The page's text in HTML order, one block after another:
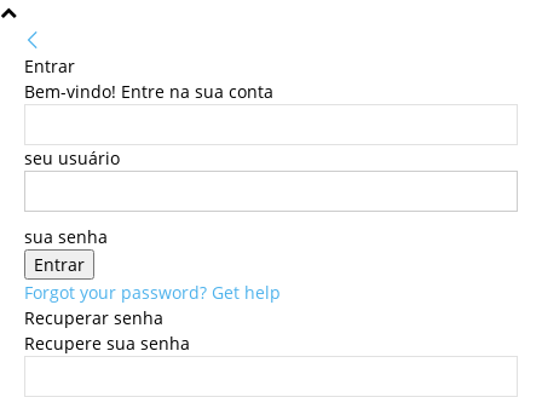
Entrar
Bem-vindo! Entre na sua conta
seu usuário
sua senha
Forgot your password? Get help
Recuperar senha
Recupere sua senha